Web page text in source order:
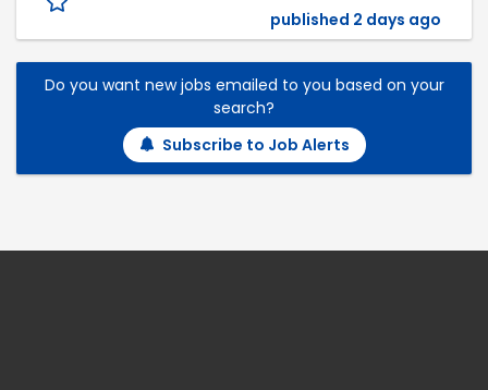
published 2 days ago
Do you want new jobs emailed to you based on your
search?
Subscribe to Job Alerts